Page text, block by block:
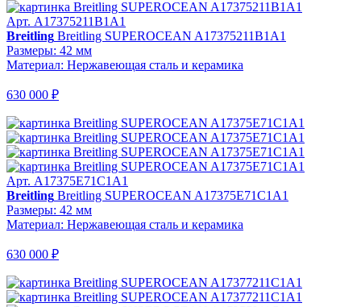
Арт. A17375211B1A1
Breitling Breitling SUPEROCEAN A17375211B1A1
Размеры: 42 мм
Материал: Нержавеющая сталь и керамика
630 000 ₽
Арт. A17375E71C1A1
Breitling Breitling SUPEROCEAN A17375E71C1A1
Размеры: 42 мм
Материал: Нержавеющая сталь и керамика
630 000 ₽